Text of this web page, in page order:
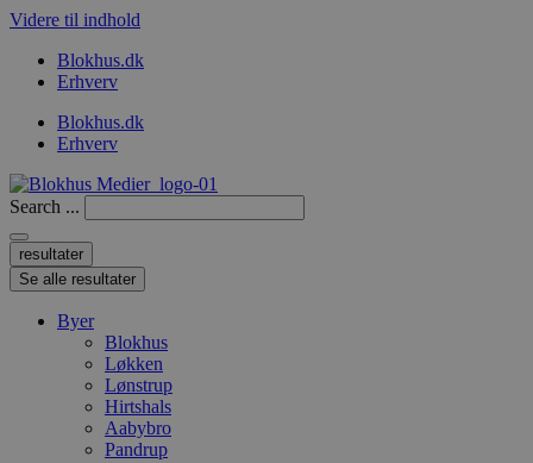
Videre til indhold
Blokhus.dk
Erhverv
Blokhus.dk
Erhverv
Search ...
resultater
Se alle resultater
Byer
Blokhus
Løkken
Lønstrup
Hirtshals
Aabybro
Pandrup